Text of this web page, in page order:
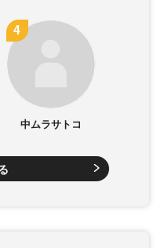
中ムラサトコ